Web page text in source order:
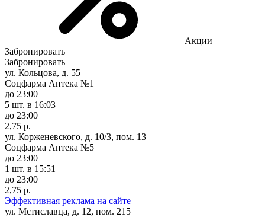
Акции
Забронировать
Забронировать
ул. Кольцова, д. 55
Соцфарма Аптека №1
до 23:00
5 шт. в 16:03
до 23:00
2,75 р.
ул. Корженевского, д. 10/3, пом. 13
Соцфарма Аптека №5
до 23:00
1 шт. в 15:51
до 23:00
2,75 р.
Эффективная реклама на сайте
ул. Мстиславца, д. 12, пом. 215